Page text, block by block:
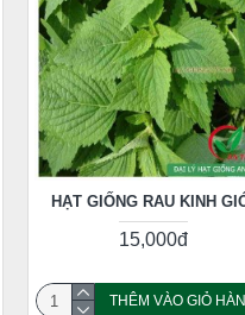
HẠT GIỐNG RAU KINH
15,000đ
THÊM VÀO GIỎ